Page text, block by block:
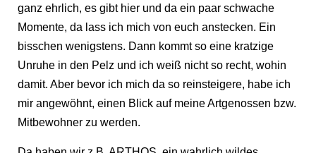
ganz ehrlich, es gibt hier und da ein paar schwache
Momente, da lass ich mich von euch anstecken. Ein
bisschen wenigstens. Dann kommt so eine kratzige
Unruhe in den Pelz und ich weiß nicht so recht, wohin
damit. Aber bevor ich mich da so reinsteigere, habe ich
mir angewöhnt, einen Blick auf meine Artgenossen bzw.
Mitbewohner zu werden.